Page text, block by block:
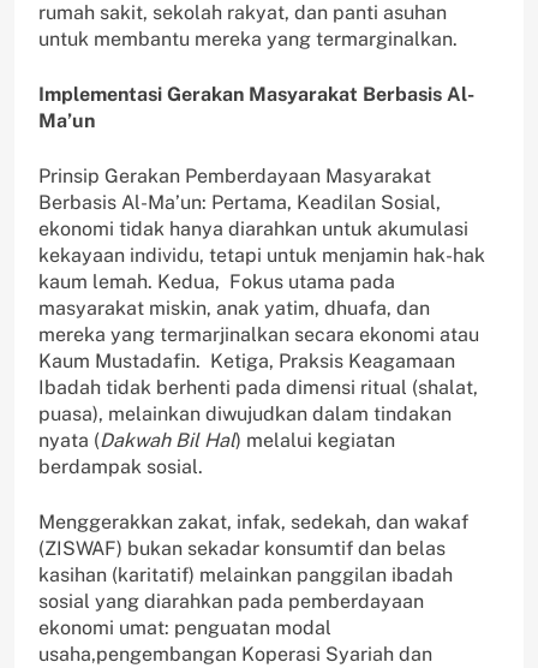
rumah sakit, sekolah rakyat, dan panti asuhan
untuk membantu mereka yang termarginalkan.
Implementasi Gerakan Masyarakat Berbasis Al-
Ma’un
Prinsip Gerakan Pemberdayaan Masyarakat
Berbasis Al-Ma’un: Pertama, Keadilan Sosial,
ekonomi tidak hanya diarahkan untuk akumulasi
kekayaan individu, tetapi untuk menjamin hak-hak
kaum lemah. Kedua, Fokus utama pada
masyarakat miskin, anak yatim, dhuafa, dan
mereka yang termarjinalkan secara ekonomi atau
Kaum Mustadafin. Ketiga, Praksis Keagamaan
Ibadah tidak berhenti pada dimensi ritual (shalat,
puasa), melainkan diwujudkan dalam tindakan
nyata (Dakwah Bil Hal) melalui kegiatan
berdampak sosial.
Menggerakkan zakat, infak, sedekah, dan wakaf
(ZISWAF) bukan sekadar konsumtif dan belas
kasihan (karitatif) melainkan panggilan ibadah
sosial yang diarahkan pada pemberdayaan
ekonomi umat: penguatan modal
usaha,pengembangan Koperasi Syariah dan